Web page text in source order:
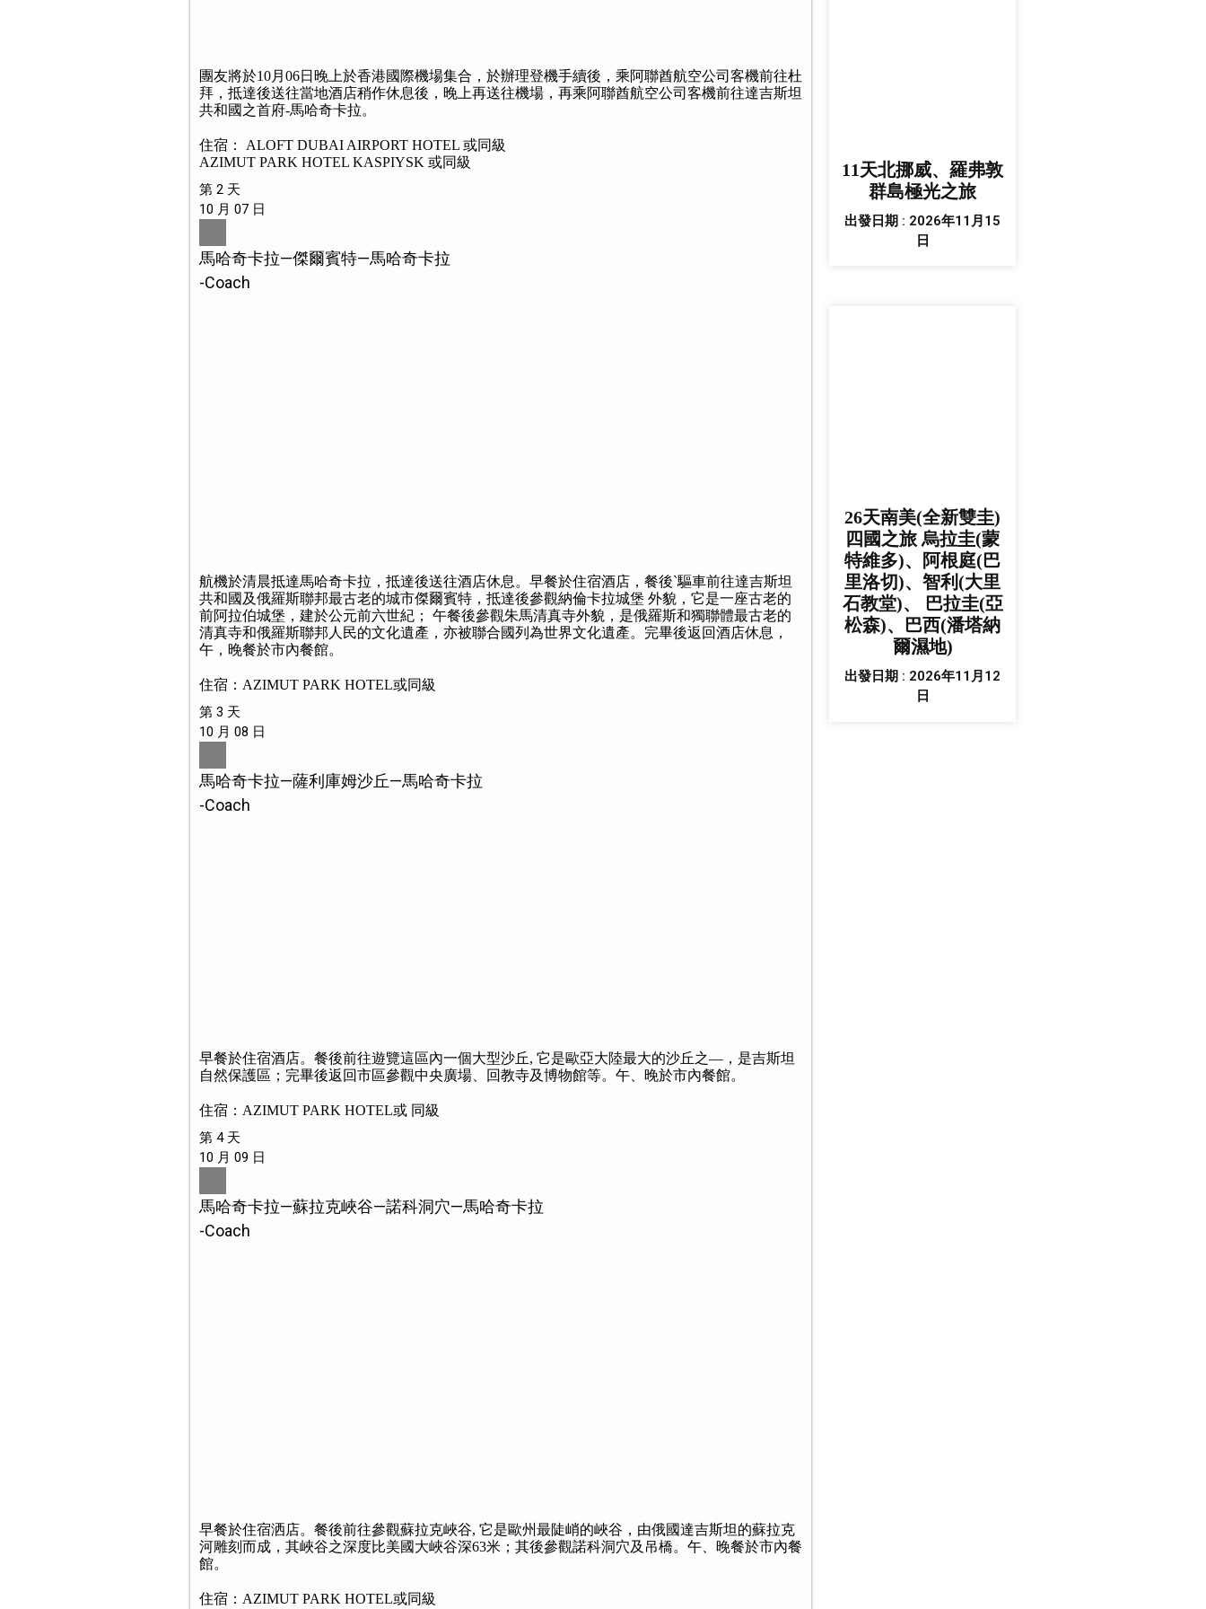
團友將於10月06日晚上於香港國際機場集合，於辦理登機手續後，乘阿聯酋航空公司客機前往杜
拜，抵達後送往當地酒店稍作休息後，晚上再送往機場，再乘阿聯酋航空公司客機前往達吉斯坦
共和國之首府-馬哈奇卡拉。
住宿： ALOFT DUBAI AIRPORT HOTEL 或同級
AZIMUT PARK HOTEL KASPIYSK 或同級
第 2 天
10 月 07 日
馬哈奇卡拉—傑爾賓特—馬哈奇卡拉
-Coach
航機於清晨抵達馬哈奇卡拉，抵達後送往酒店休息。早餐於住宿酒店，餐後`驅車前往達吉斯坦
共和國及俄羅斯聯邦最古老的城市傑爾賓特，抵達後參觀納倫卡拉城堡 外貌，它是一座古老的
前阿拉伯城堡，建於公元前六世紀； 午餐後參觀朱馬清真寺外貌，是俄羅斯和獨聯體最古老的
清真寺和俄羅斯聯邦人民的文化遺產，亦被聯合國列為世界文化遺產。完畢後返回酒店休息，
午，晚餐於市內餐館。
住宿：AZIMUT PARK HOTEL或同級
第 3 天
10 月 08 日
馬哈奇卡拉—薩利庫姆沙丘—馬哈奇卡拉
-Coach
早餐於住宿酒店。餐後前往遊覽這區內一個大型沙丘, 它是歐亞大陸最大的沙丘之—，是吉斯坦
自然保護區；完畢後返回市區參觀中央廣場、回教寺及博物館等。午、晚於市內餐館。
住宿：AZIMUT PARK HOTEL或 同級
第 4 天
10 月 09 日
馬哈奇卡拉—蘇拉克峽谷—諾科洞穴—馬哈奇卡拉
-Coach
早餐於住宿洒店。餐後前往參觀蘇拉克峽谷, 它是歐州最陡峭的峽谷，由俄國達吉斯坦的蘇拉克
河雕刻而成，其峽谷之深度比美國大峽谷深63米；其後參觀諾科洞穴及吊橋。午、晚餐於市內餐
館。
住宿：AZIMUT PARK HOTEL或同級
11天北挪威、羅弗敦
群島極光之旅
出發日期 : 2026年11月15
日
26天南美(全新雙圭)
四國之旅 烏拉圭(蒙
特維多)、阿根庭(巴
里洛切)、智利(大里
石教堂)、 巴拉圭(亞
松森)、巴西(潘塔納
爾濕地)
出發日期 : 2026年11月12
日